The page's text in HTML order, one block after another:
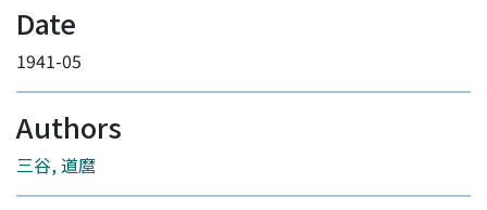
Date
1941-05
Authors
三谷, 道麿